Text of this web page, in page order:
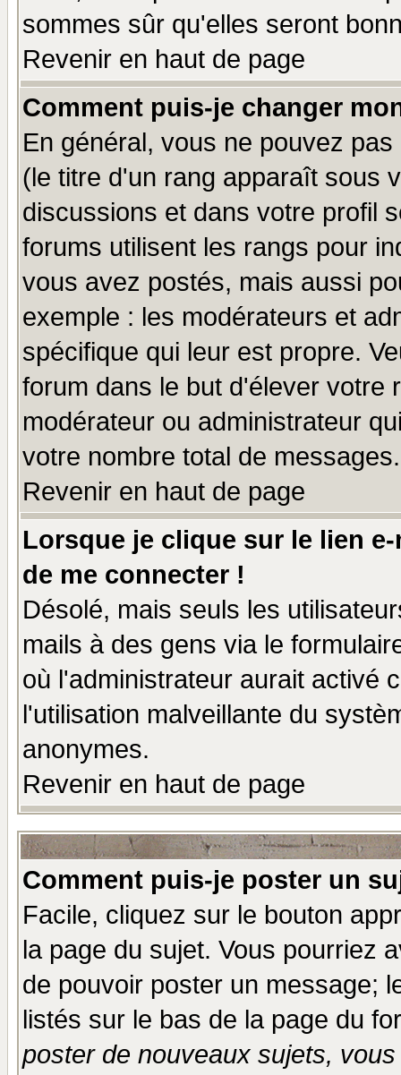
sommes sûr qu'elles seront
Revenir en haut de page
Comment puis-je changer
En général, vous ne pouvez
(le titre d'un rang apparaît sous
discussions et dans votre profil
forums utilisent les rangs pour
vous avez postés, mais aussi
exemple : les modérateurs et
spécifique qui leur est propre.
forum dans le but d'élever votre
modérateur ou administrateur
votre nombre total de messages.
Revenir en haut de page
Lorsque je clique sur le lien
de me connecter !
Désolé, mais seuls les
mails à des gens via le
où l'administrateur aurait activé
l'utilisation malveillante du
anonymes.
Revenir en haut de page
Comment puis-je poster un
Facile, cliquez sur le bouton
la page du sujet. Vous pourriez
de pouvoir poster un message;
listés sur le bas de la page du
poster de nouveaux sujets,